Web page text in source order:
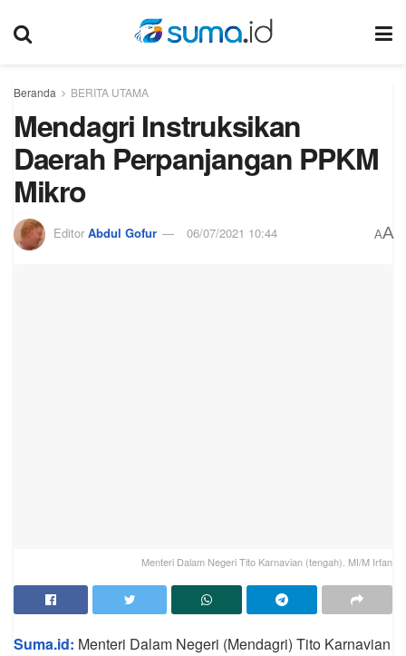
Beranda BERITA UTAMA
Mendagri Instruksikan
Daerah Perpanjangan PPKM
Mikro
Editor Abdul Gofur 06/07/2021 10:44 AA
Menteri Dalam Negeri Tito Karnavian (tengah). MI/M Irfan
Suma.id: Menteri Dalam Negeri (Mendagri) Tito Karnavian